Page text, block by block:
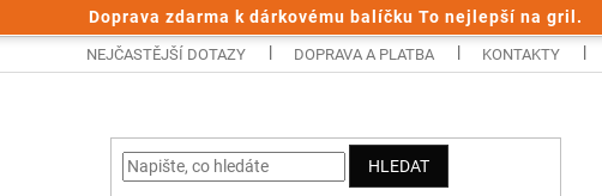
Doprava zdarma k dárkovému balíčku To nejlepší na gril.
NEJČASTĚJŠÍ DOTAZY DOPRAVA A PLATBA KONTAKTY
HLEDAT